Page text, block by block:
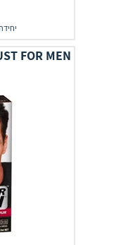
יחידה: 29.03 ₪ ל-
FOR MEN